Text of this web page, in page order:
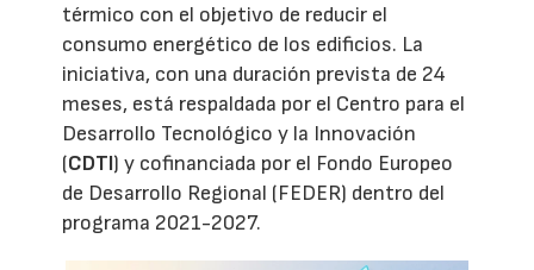
térmico con el objetivo de reducir el
consumo energético de los edificios. La
iniciativa, con una duración prevista de 24
meses, está respaldada por el Centro para el
Desarrollo Tecnológico y la Innovación
(CDTI) y cofinanciada por el Fondo Europeo
de Desarrollo Regional (FEDER) dentro del
programa 2021-2027.